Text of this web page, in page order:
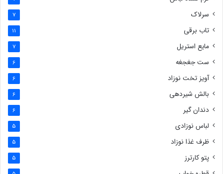
سرلاک 7
تاب برقی 11
مایع استریل 7
ست جغجغه 6
آویز تخت نوزاد 6
بالش شیردهی 6
دندان گیر 6
لباس نوزادی 5
ظرف غذا نوزاد 5
پتو کارترز 5